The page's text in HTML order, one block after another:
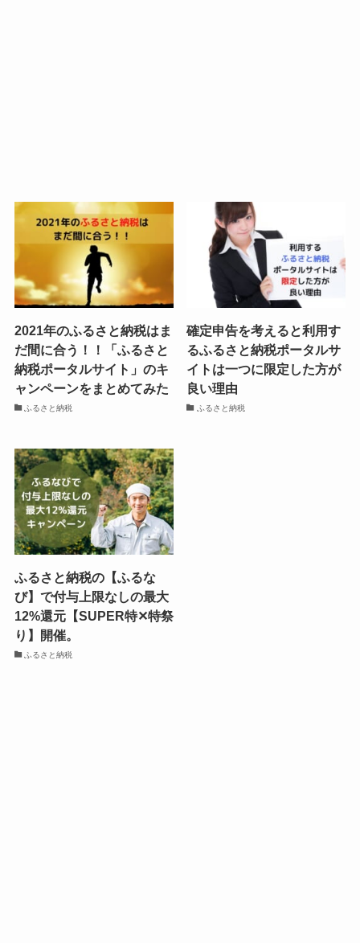
2021年のふるさと納税はま
だ間に合う！！「ふるさと
納税ポータルサイト」のキ
ャンペーンをまとめてみた
ふるさと納税
確定申告を考えると利用す
るふるさと納税ポータルサ
イトは一つに限定した方が
良い理由
ふるさと納税
ふるさと納税の【ふるな
び】で付与上限なしの最大
12%還元【SUPER特✕特祭
り】開催。
ふるさと納税